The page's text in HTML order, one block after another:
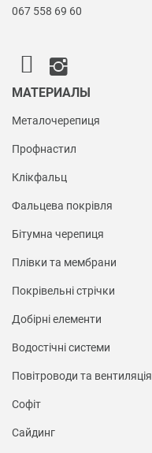
067 558 69 60
МАТЕРИАЛЫ
Металочерепиця
Профнастил
Клікфальц
Фальцева покрівля
Бітумна черепиця
Плівки та мембрани
Покрівельні стрічки
Добірні елементи
Водостічні системи
Повітроводи та вентиляція
Софіт
Сайдинг